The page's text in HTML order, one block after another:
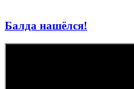
Балда нашёлся!